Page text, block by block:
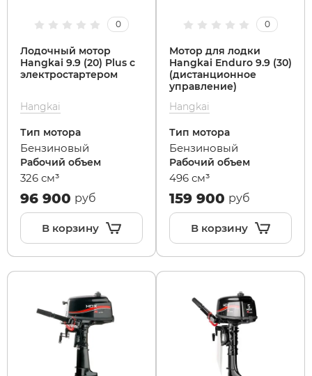
0
Лодочный мотор
Hangkai 9.9 (20) Plus с
электростартером
Hangkai
Тип мотора
Бензиновый
Рабочий объем
326 см³
96 900 руб
В корзину
0
Мотор для лодки
Hangkai Enduro 9.9 (30)
(дистанционное
управление)
Hangkai
Тип мотора
Бензиновый
Рабочий объем
496 см³
159 900 руб
В корзину